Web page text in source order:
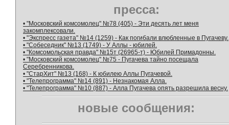
пресса:
• "Московский комсомолец" №78 (405) - Эти десять лет меня
закомплексовали.
• "Экспресс газета" №14 (1259) - Как погибали влюбленные в Пугачеву.
• "Собеседник" №13 (1749) - У Аллы - юбилей.
• "Комсомольская правда" №15т (26965-т) - Юбилей Примадонны.
• "Московский комсомолец" №75 - Пугачева тайно посещала
Серебренникова.
• "СтарХит" №13 (168) - К юбилею Аллы Пугачевой.
• "Телепрограмма" №14 (891) - Незнакомая Алла.
• "Телепрограмма" №10 (887) - Алла Пугачева опять разрешила весну.
новые сообщения: